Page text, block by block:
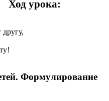
Формулирование